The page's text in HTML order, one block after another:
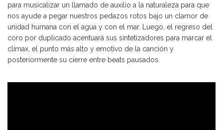
para musicalizar un llamado de auxilio a la naturaleza para que
nos ayude a pegar nuestros pedazos rotos bajo un clamor de
unidad humana con el agua y con el mar. Luego, el regreso del
coro por duplicado acentuará sus sintetizadores para marcar el
clímax, el punto más alto y emotivo de la canción y
posteriormente su cierre entre beats pausados.